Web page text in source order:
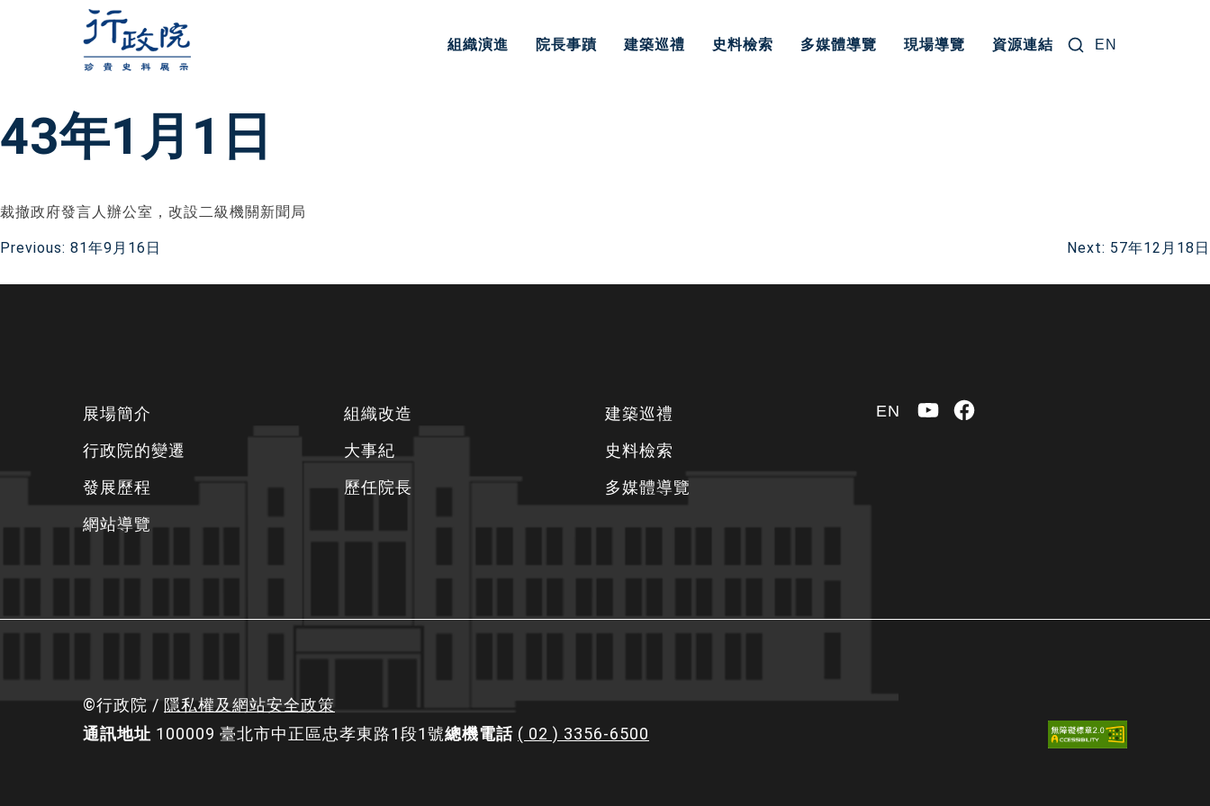
內
組織演進 院長事蹟 建築巡禮 史料檢索 多媒體導覽 現場導覽 資源連結 EN
43年1月1日
裁撤政府發言人辦公室，改設二級機關新聞局
文
Previous: 81年9月16日 Next: 57年12月18日
展場簡介
行政院的變遷
發展歷程
網站導覽
組織改造
大事紀
歷任院長
建築巡禮
史料檢索
多媒體導覽
EN YouTubeFacebook
©行政院 / 隱私權及網站安全政策
通訊地址 100009 臺北市中正區忠孝東路1段1號總機電話 ( 02 ) 3356-6500